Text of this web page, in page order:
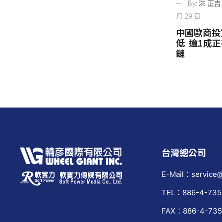
By: 洪 正吉
月 29 日
中國歐商
低 逾1成
鏈
台灣總公司
E-Mail：
TEL：886-4-
FAX：886-4-